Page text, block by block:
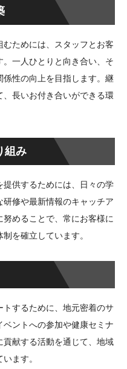
ためには、スタッフとお客
一人ひとりと向き合い、そ
性の向上を目指します。継
長いお付き合いができる環
組み
供するためには、日々の学
修や最新情報のキャッチア
めることで、常にお客様に
を確立しています。
するために、地元密着のサ
ントへの参加や健康セミナ
献する活動を通じて、地域
ます。